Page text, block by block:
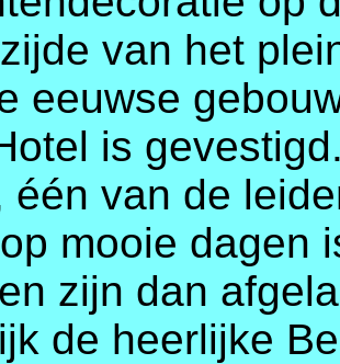
van het
eeuwse
is
één van de
mooie dagen
zijn dan
de heerlijke